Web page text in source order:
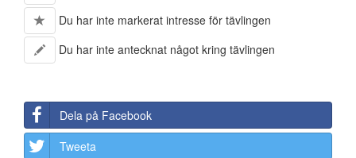
Du har inte markerat intresse för tävlingen
Du har inte antecknat något kring tävlingen
Dela på Facebook
Tweeta